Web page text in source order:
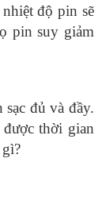
độ pin sẽ
pin suy giảm
đủ và đầy.
được thời gian